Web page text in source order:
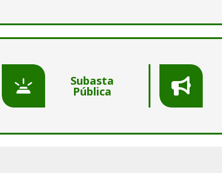
Subasta
Pública